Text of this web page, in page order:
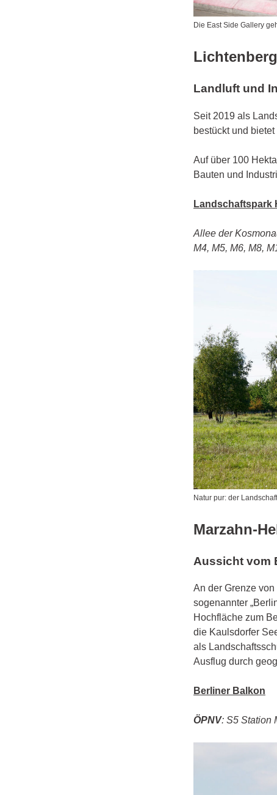
Die East Side Gallery
Landluft und
Seit 2019 als
bestückt und
Auf über 100
Bauten und
Landschaftspark
Allee der
M4, M5, M6, M8,
Natur pur: der
Marzahn-
Aussicht vom
An der Grenze
sogenannter
Hochfläche zum
die Kaulsdorfer
als
Ausflug durch
Berliner Balkon
ÖPNV: S5 Station